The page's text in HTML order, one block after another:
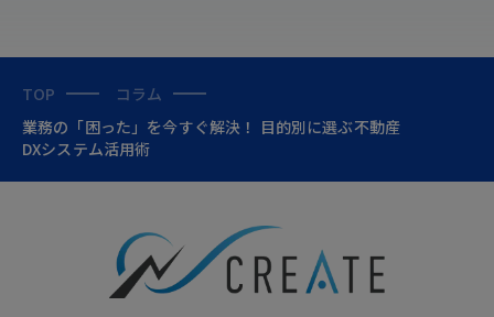
TOP
コラム
業務の「困った」を今すぐ解決！ 目的別に選ぶ不動産
DXシステム活用術